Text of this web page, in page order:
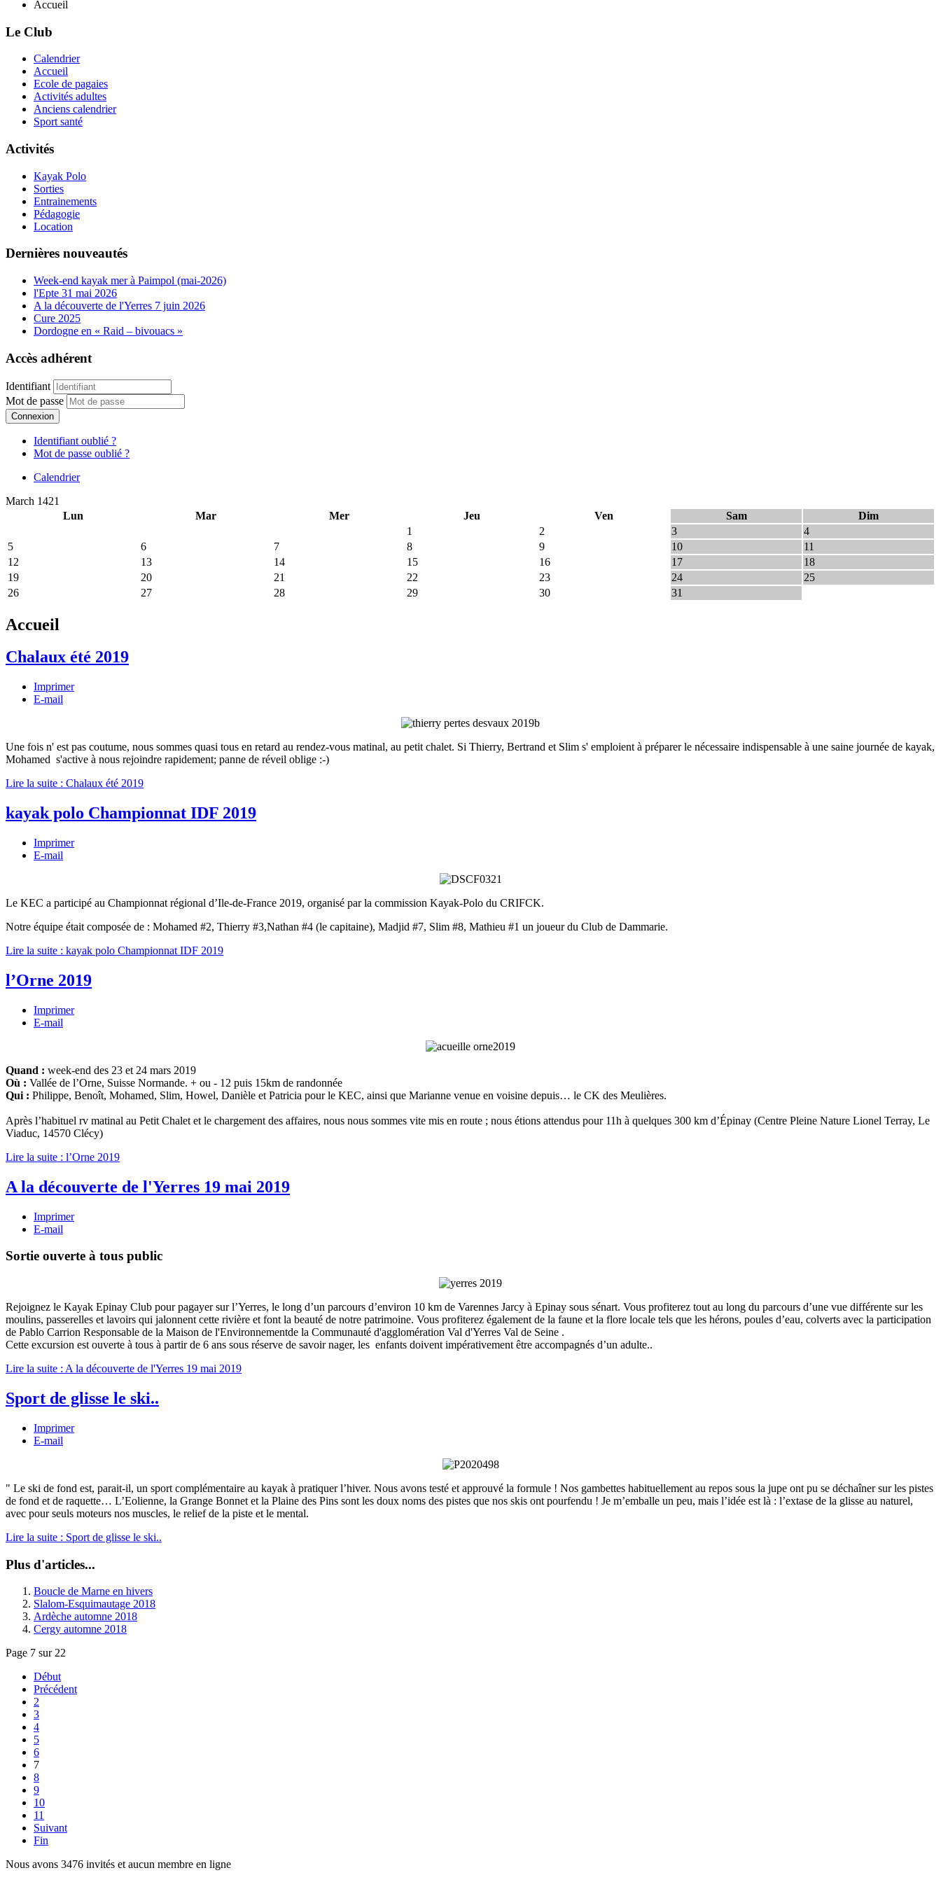
Accueil
Le Club
Calendrier
Accueil
Ecole de pagaies
Activités adultes
Anciens calendrier
Sport santé
Activités
Kayak Polo
Sorties
Entrainements
Pédagogie
Location
Dernières nouveautés
Week-end kayak mer à Paimpol (mai-2026)
l'Epte 31 mai 2026
A la découverte de l'Yerres 7 juin 2026
Cure 2025
Dordogne en « Raid – bivouacs »
Accès adhérent
Identifiant
Mot de passe
Connexion
Identifiant oublié ?
Mot de passe oublié ?
Calendrier
March 1421
Lun
Mar Mer Jeu Ven Sam
Dim
1
2 3
4
5
6 7 8 9 10
11
12
13 14 15 16 17
18
19
20 21 22 23 24
25
26
27 28 29 30 31
Accueil
Chalaux été 2019
Imprimer
E-mail
Une fois n' est pas coutume, nous sommes quasi tous en retard au rendez-vous matinal, au petit chalet. Si Thierry, Bertrand et Slim s' emploient à préparer le nécessaire indispensable à une saine journée de kayak,
Mohamed s'active à nous rejoindre rapidement; panne de réveil oblige :-)
Lire la suite : Chalaux été 2019
kayak polo Championnat IDF 2019
Imprimer
E-mail
Le KEC a participé au Championnat régional d’Ile-de-France 2019, organisé par la commission Kayak-Polo du CRIFCK.
Notre équipe était composée de : Mohamed #2, Thierry #3,Nathan #4 (le capitaine), Madjid #7, Slim #8, Mathieu #1 un joueur du Club de Dammarie.
Lire la suite : kayak polo Championnat IDF 2019
l’Orne 2019
Imprimer
E-mail
Quand : week-end des 23 et 24 mars 2019
Où : Vallée de l’Orne, Suisse Normande. + ou - 12 puis 15km de randonnée
Qui : Philippe, Benoît, Mohamed, Slim, Howel, Danièle et Patricia pour le KEC, ainsi que Marianne venue en voisine depuis… le CK des Meulières.
Après l’habituel rv matinal au Petit Chalet et le chargement des affaires, nous nous sommes vite mis en route ; nous étions attendus pour 11h à quelques 300 km d’Épinay (Centre Pleine Nature Lionel Terray, Le
Viaduc, 14570 Clécy)
Lire la suite : l’Orne 2019
A la découverte de l'Yerres 19 mai 2019
Imprimer
E-mail
Sortie ouverte à tous public
Rejoignez le Kayak Epinay Club pour pagayer sur l’Yerres, le long d’un parcours d’environ 10 km de Varennes Jarcy à Epinay sous sénart. Vous profiterez tout au long du parcours d’une vue différente sur les
moulins, passerelles et lavoirs qui jalonnent cette rivière et font la beauté de notre patrimoine. Vous profiterez également de la faune et la flore locale tels que les hérons, poules d’eau, colverts avec la participation
de Pablo Carrion Responsable de la Maison de l'Environnementde la Communauté d'agglomération Val d'Yerres Val de Seine .
Cette excursion est ouverte à tous à partir de 6 ans sous réserve de savoir nager, les enfants doivent impérativement être accompagnés d’un adulte..
Lire la suite : A la découverte de l'Yerres 19 mai 2019
Sport de glisse le ski..
Imprimer
E-mail
" Le ski de fond est, parait-il, un sport complémentaire au kayak à pratiquer l’hiver. Nous avons testé et approuvé la formule ! Nos gambettes habituellement au repos sous la jupe ont pu se déchaîner sur les pistes
de fond et de raquette… L’Eolienne, la Grange Bonnet et la Plaine des Pins sont les doux noms des pistes que nos skis ont pourfendu ! Je m’emballe un peu, mais l’idée est là : l’extase de la glisse au naturel,
avec pour seuls moteurs nos muscles, le relief de la piste et le mental.
Lire la suite : Sport de glisse le ski..
Plus d'articles...
Boucle de Marne en hivers
Slalom-Esquimautage 2018
Ardèche automne 2018
Cergy automne 2018
Page 7 sur 22
Début
Précédent
2
3
4
5
6
7
8
9
10
11
Suivant
Fin
Nous avons 3476 invités et aucun membre en ligne